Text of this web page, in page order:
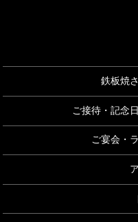
鉄板焼
ご接待・記念
ご宴会・